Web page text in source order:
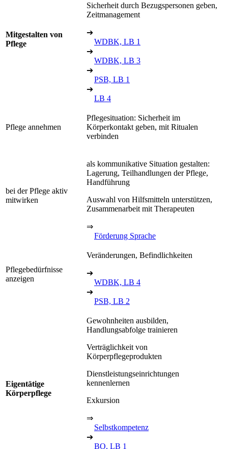
Mitgestalten von
Pflege
Sicherheit durch Bezugspersonen geben,
Zeitmanagement
➔
WDBK, LB 1
➔
WDBK, LB 3
➔
PSB, LB 1
➔
LB 4
Pflege annehmen
Pflegesituation: Sicherheit im
Körperkontakt geben, mit Ritualen
verbinden
bei der Pflege aktiv
mitwirken
als kommunikative Situation gestalten:
Lagerung, Teilhandlungen der Pflege,
Handführung
Auswahl von Hilfsmitteln unterstützen,
Zusammenarbeit mit Therapeuten
⇒
Förderung Sprache
Pflegebedürfnisse
anzeigen
Veränderungen, Befindlichkeiten
➔
WDBK, LB 4
➔
PSB, LB 2
Eigentätige
Körperpflege
Gewohnheiten ausbilden,
Handlungsabfolge trainieren
Verträglichkeit von
Körperpflegeprodukten
Dienstleistungseinrichtungen
kennenlernen
Exkursion
⇒
Selbstkompetenz
➔
BO, LB 1